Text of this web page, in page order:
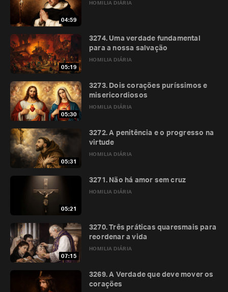
04:59
HOMILIA DIÁRIA
05:19
HOMILIA DIÁRIA
3274. Uma verdade fundamental
para a nossa salvação
05:30
HOMILIA DIÁRIA
3273. Dois corações puríssimos e
misericordiosos
05:31
HOMILIA DIÁRIA
3272. A penitência e o progresso na
virtude
05:21
HOMILIA DIÁRIA
3271. Não há amor sem cruz
07:15
HOMILIA DIÁRIA
3270. Três práticas quaresmais para
reordenar a vida
3269. A Verdade que deve mover os
corações